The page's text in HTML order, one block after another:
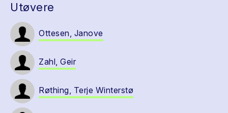
Utøvere
Ottesen, Janove
Zahl, Geir
Røthing, Terje Winterstø